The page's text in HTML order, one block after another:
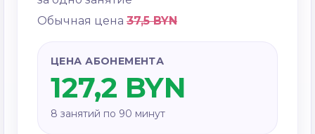
за одно занятие
Обычная цена 37,5 BYN
ЦЕНА АБОНЕМЕНТА
127,2 BYN
8 занятий по 90 минут